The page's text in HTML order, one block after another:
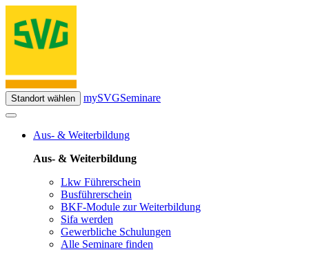
Standort wählen mySVGSeminare
Aus- & Weiterbildung
Aus- & Weiterbildung
Lkw Führerschein
Busführerschein
BKF-Module zur Weiterbildung
Sifa werden
Gewerbliche Schulungen
Alle Seminare finden